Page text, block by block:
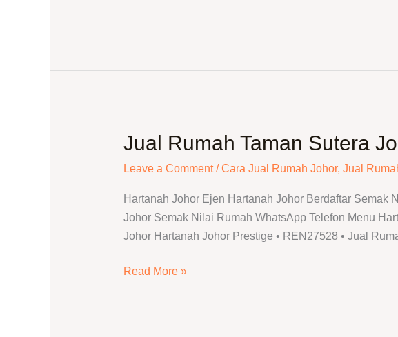
Jual Rumah Taman Sutera
Leave a Comment /Cara Jual Rumah Johor, Jual
Hartanah Johor Ejen Hartanah Johor Berdaftar
Johor Semak Nilai Rumah WhatsApp Telefon Menu
Johor Hartanah Johor Prestige • REN27528 • Jual
Jual
Taman
Sutera
Johor
Bahru
Ejen
Read More »